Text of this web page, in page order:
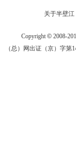
关于半壁江
Copyright © 2008-
（总）网出证（京）字第